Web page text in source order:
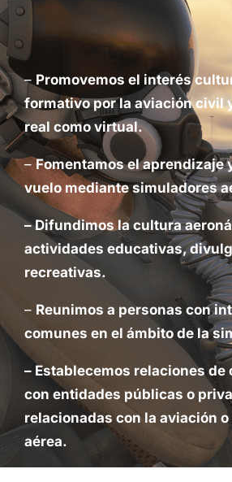
– Promovemos el interés
formativo por la aviación civil
real como virtual.
–Fomentamos el aprendizaje
vuelo mediante simuladores
– Difundimos la cultura
actividades educativas,
recreativas.
– Reunimos a personas con
comunes en el ámbito de la
– Establecemos relaciones de
con entidades públicas o
relacionadas con la aviación
aérea.